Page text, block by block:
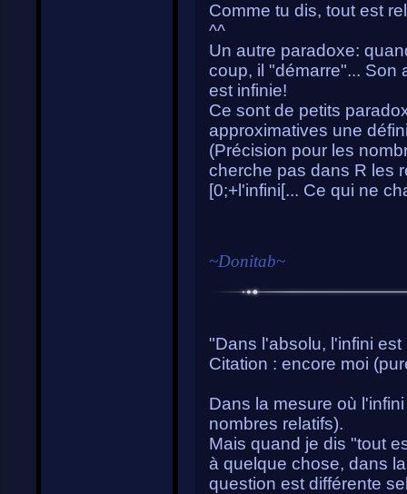
Comme tu dis, tout est
^^
Un autre paradoxe:
coup, il "démarre"... Son
est infinie!
Ce sont de petits
approximatives une
(Précision pour les
cherche pas dans R les
[0;+l'infini[... Ce qui ne
~Donitab~
"Dans l'absolu, l'infini est
Citation : encore moi
Dans la mesure où
nombres relatifs).
Mais quand je dis "tout
à quelque chose, dans
question est différente